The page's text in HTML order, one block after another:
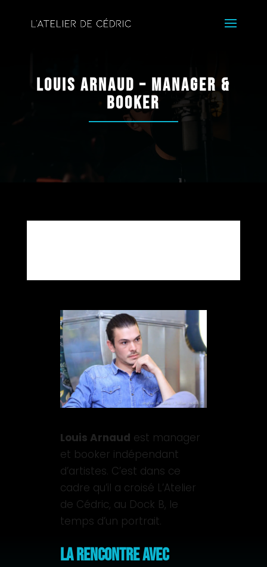
Louis Arnaud – Manager &
booker
Louis Arnaud est manager
et booker indépendant
d’artistes. C’est dans ce
cadre qu’il a croisé L’Atelier
de Cédric, au Dock B, le
temps d’un portrait.
La rencontre avec